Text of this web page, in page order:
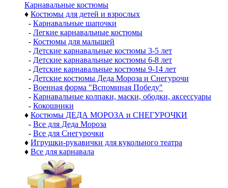
Карнавальные костюмы
♦ Костюмы для детей и взрослых
- Карнавальные шапочки
- Легкие карнавальные костюмы
- Костюмы для малышей
- Детские карнавальные костюмы 3-5 лет
- Детские карнавальные костюмы 6-8 лет
- Детские карнавальные костюмы 9-14 лет
- Детские костюмы Деда Мороза и Снегурочи
- Военная форма "Вспоминая Победу"
- Карнавальные колпаки, маски, ободки, аксессуары
- Кокошники
♦ Костюмы ДЕДА МОРОЗА и СНЕГУРОЧКИ
- Все для Деда Мороза
- Все для Снегурочки
♦ Игрушки-рукавички для кукольного театра
♦ Все для карнавала